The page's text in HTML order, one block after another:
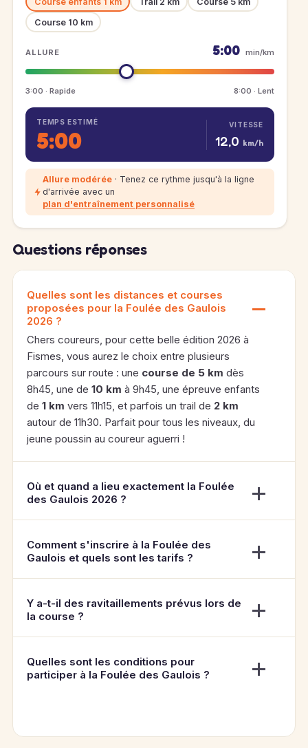
Course 10 km
ALLURE 5:00 min/km
3:00 · Rapide 8:00 · Lent
TEMPS ESTIMÉ
5:00
VITESSE
12,0 km/h
Allure modérée · Tenez ce rythme jusqu'à la ligne
d'arrivée avec un
plan d'entraînement personnalisé
Questions réponses
Quelles sont les distances et courses
proposées pour la Foulée des Gaulois
2026 ?
Chers coureurs, pour cette belle édition 2026 à
Fismes, vous aurez le choix entre plusieurs
parcours sur route : une course de 5 km dès
8h45, une de 10 km à 9h45, une épreuve enfants
de 1 km vers 11h15, et parfois un trail de 2 km
autour de 11h30. Parfait pour tous les niveaux, du
jeune poussin au coureur aguerri !
Où et quand a lieu exactement la Foulée
des Gaulois 2026 ?
Comment s'inscrire à la Foulée des
Gaulois et quels sont les tarifs ?
Y a-t-il des ravitaillements prévus lors de
la course ?
Quelles sont les conditions pour
participer à la Foulée des Gaulois ?